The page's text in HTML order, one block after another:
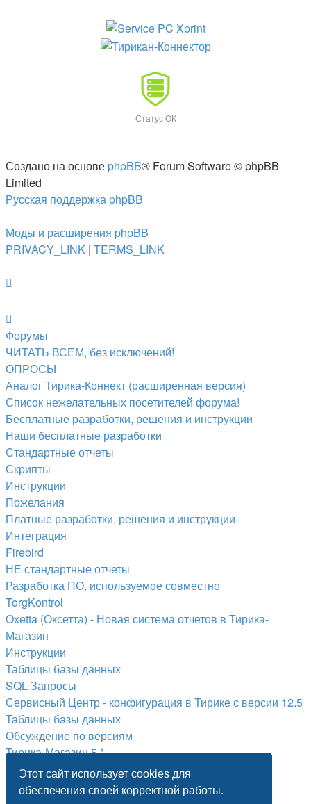
Этот сайт использует cookies для
обеспечения своей корректной работы.
Статус ОК
Создано на основе phpBB® Forum Software © phpBB
Limited
Русская поддержка phpBB
Моды и расширения phpBB
PRIVACY_LINK | TERMS_LINK
Форумы
ЧИТАТЬ ВСЕМ, без исключений!
ОПРОСЫ
Аналог Тирика-Коннект (расширенная версия)
Список нежелательных посетителей форума!
Бесплатные разработки, решения и инструкции
Наши бесплатные разработки
Стандартные отчеты
Скрипты
Инструкции
Пожелания
Платные разработки, решения и инструкции
Интеграция
Firebird
НЕ стандартные отчеты
Разработка ПО, используемое совместно
TorgKontrol
Oxetta (Оксетта) - Новая система отчетов в Тирика-
Магазин
Инструкции
Таблицы базы данных
SQL Запросы
Сервисный Центр - конфигурация в Тирике с версии 12.5
Таблицы базы данных
Обсуждение по версиям
Тирика-Магазин 5.*
Тирика-Магазин 6.*
Тирика-Магазин 7.*